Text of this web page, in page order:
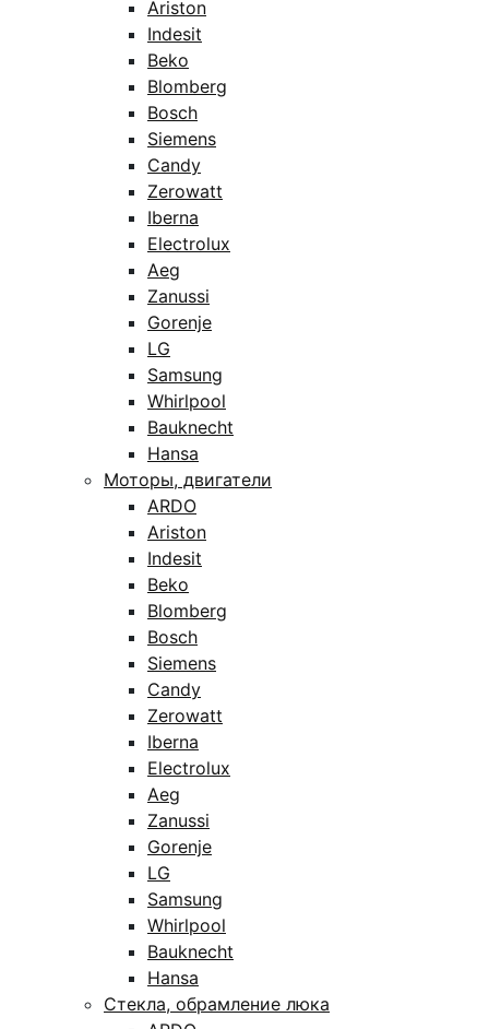
Ariston
Indesit
Beko
Blomberg
Bosch
Siemens
Candy
Zerowatt
Iberna
Electrolux
Aeg
Zanussi
Gorenje
LG
Samsung
Whirlpool
Bauknecht
Hansa
Моторы, двигатели
ARDO
Ariston
Indesit
Beko
Blomberg
Bosch
Siemens
Candy
Zerowatt
Iberna
Electrolux
Aeg
Zanussi
Gorenje
LG
Samsung
Whirlpool
Bauknecht
Hansa
Стекла, обрамление люка